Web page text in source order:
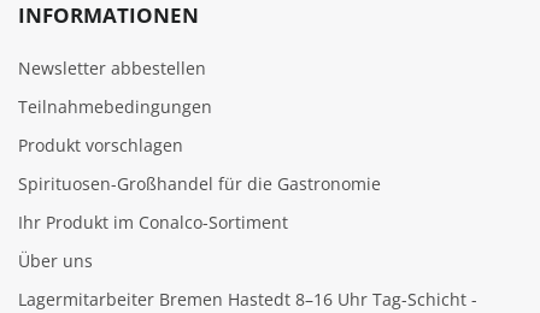
INFORMATIONEN
Newsletter abbestellen
Teilnahmebedingungen
Produkt vorschlagen
Spirituosen-Großhandel für die Gastronomie
Ihr Produkt im Conalco-Sortiment
Über uns
Lagermitarbeiter Bremen Hastedt 8–16 Uhr Tag-Schicht -